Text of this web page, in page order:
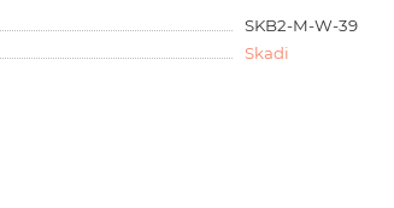
SKB2-M-W-39
Skadi